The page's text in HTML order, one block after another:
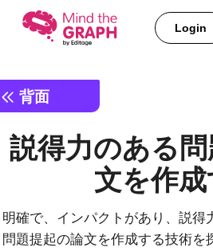
Login
背面
説得力のある
文を作成
明確で、インパクトがあり、説得
問題提起の論文を作成する技術を